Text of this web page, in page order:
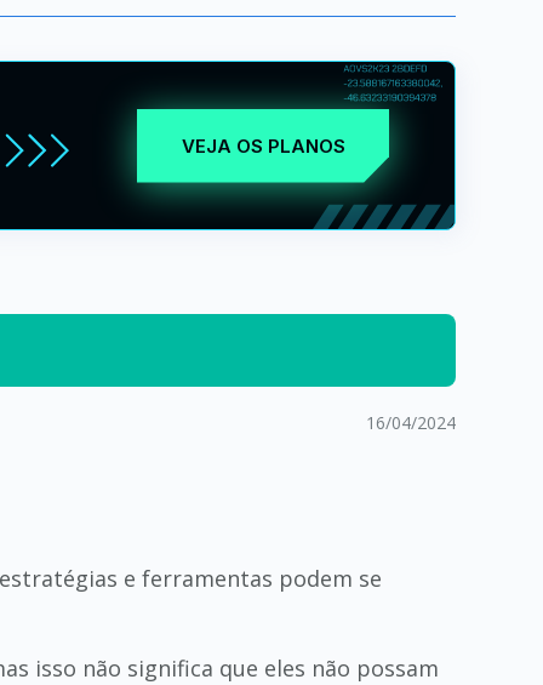
VEJA OS PLANOS
16/04/2024
e ferramentas podem se
isso não significa que eles não possam